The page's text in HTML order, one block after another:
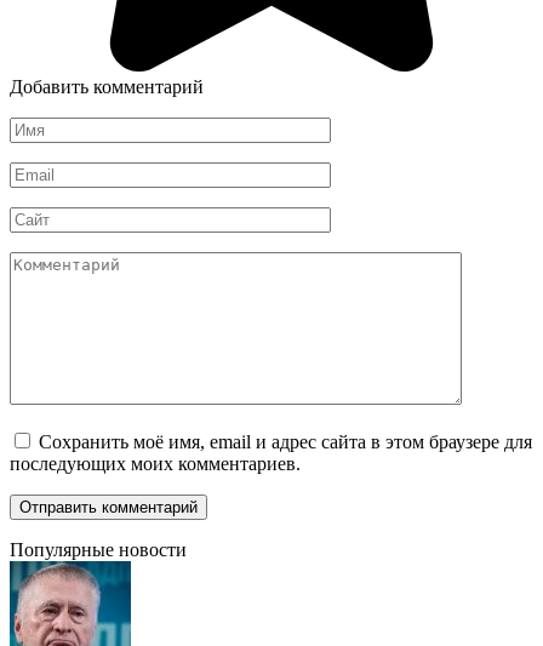
Добавить комментарий
Имя
*
Email
*
Сайт
Комментарий
Сохранить моё имя, email и адрес сайта в этом браузере для
последующих моих комментариев.
Популярные новости